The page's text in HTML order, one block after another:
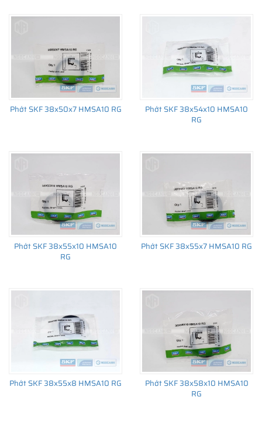
đến sản xuất số lượng lớn, từ lắp cho thiết bị ban đầu đến thị
Giá bán và nơi bán Phớt chắn dầu SKF chính hãng uy
Để có báo giá Phớt SKF 38x50x7 HMSA10 RG tốt nhất, hãy liên
Phớt SKF 38x50x7 HMSA10 RG
Phớt SKF 38x54x10 HMSA10
RG
Phớt SKF 38x55x10 HMSA10
RG
Phớt SKF 38x55x7 HMSA10 RG
Phớt SKF 38x55x8 HMSA10 RG
Phớt SKF 38x58x10 HMSA10
RG